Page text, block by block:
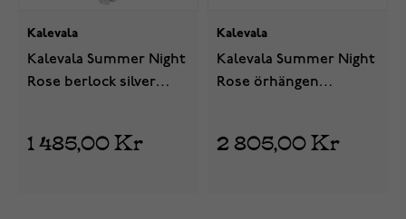
Kalevala
Kalevala Summer Night
Rose berlock silver
1 485,00 Kr
Kalevala
Kalevala Summer Night
Rose örhängen
2 805,00 Kr